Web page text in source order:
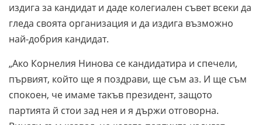
издига за кандидат и даде колегиален съвет всеки да
гледа своята организация и да издига възможно
най-добрия кандидат.
„Ако Корнелия Нинова се кандидатира и спечели,
първият, който ще я поздрави, ще съм аз. И ще съм
спокоен, че имаме такъв президент, защото
партията й стои зад нея и я държи отговорна.